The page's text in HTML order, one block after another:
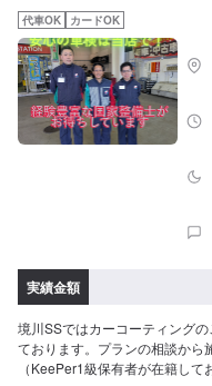
強固になり、計3層の被膜で車
（S）87,600円（M）93,200円
コダイヤキーパー（3〜8時間）
たECOプラスレジンを防ぐ独特
落ちやすくなります。72,200円
円（L）102,900円（LL）
ーティング<シングル（50分〜
ングルに加えもう1そうガラス
代車OK カードOK
実績金額
境川SSではカーコーティング
ております。プランの相談から
（KeePer1級保有者が在籍し